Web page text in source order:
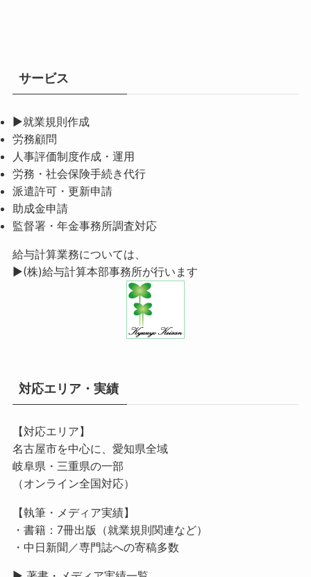
サービス
▶就業規則作成
労務顧問
人事評価制度作成・運用
労務・社会保険手続き代行
派遣許可・更新申請
助成金申請
監督署・年金事務所調査対応
給与計算業務については、
▶(株)給与計算本部事務所が行います
対応エリア・実績
【対応エリア】
名古屋市を中心に、愛知県全域
岐阜県・三重県の一部
（オンライン全国対応）
【執筆・メディア実績】
・書籍：7冊出版（就業規則関連など）
・中日新聞／専門誌への寄稿多数